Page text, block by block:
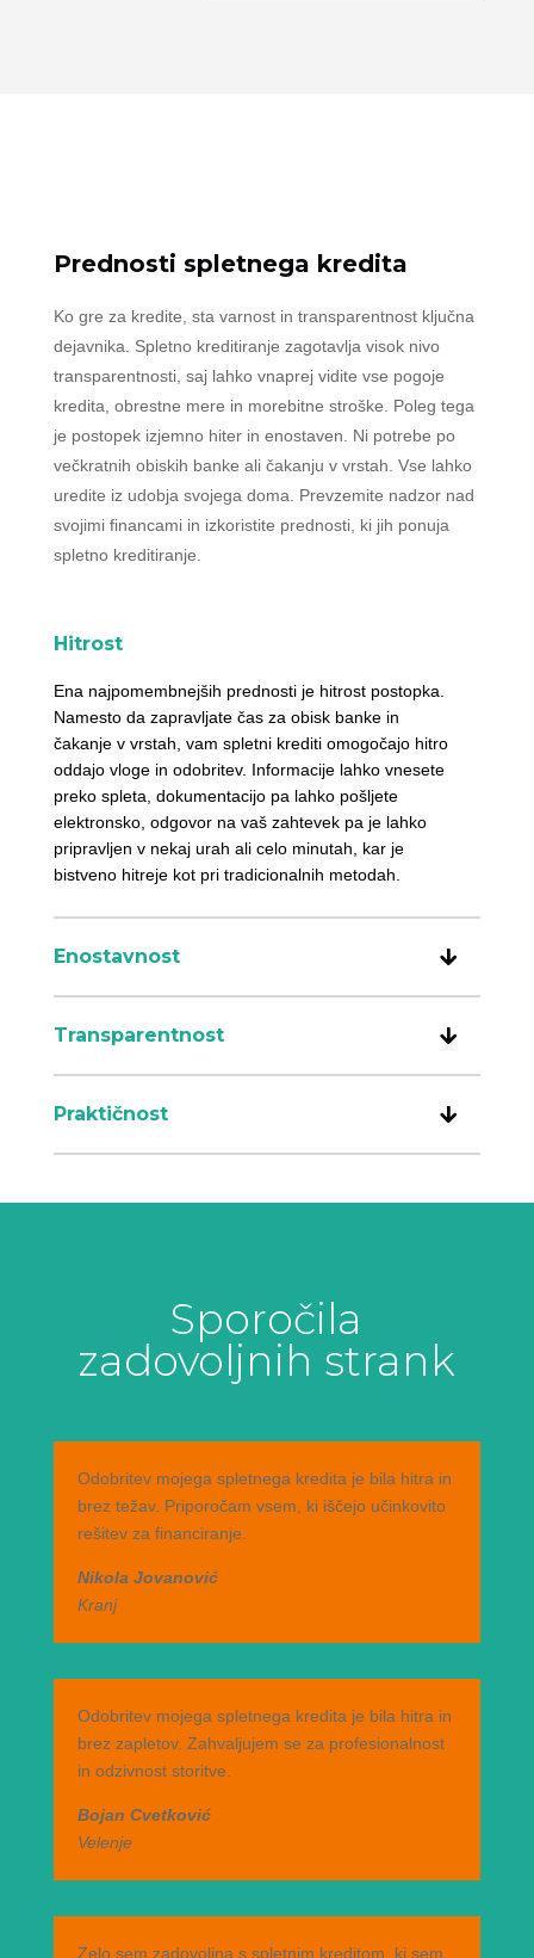
Prednosti spletnega kredita
Ko gre za kredite, sta varnost in transparentnost ključna
dejavnika. Spletno kreditiranje zagotavlja visok nivo
transparentnosti, saj lahko vnaprej vidite vse pogoje
kredita, obrestne mere in morebitne stroške. Poleg tega
je postopek izjemno hiter in enostaven. Ni potrebe po
večkratnih obiskih banke ali čakanju v vrstah. Vse lahko
uredite iz udobja svojega doma. Prevzemite nadzor nad
svojimi financami in izkoristite prednosti, ki jih ponuja
spletno kreditiranje.
Hitrost
Ena najpomembnejših prednosti je hitrost postopka.
Namesto da zapravljate čas za obisk banke in
čakanje v vrstah, vam spletni krediti omogočajo hitro
oddajo vloge in odobritev. Informacije lahko vnesete
preko spleta, dokumentacijo pa lahko pošljete
elektronsko, odgovor na vaš zahtevek pa je lahko
pripravljen v nekaj urah ali celo minutah, kar je
bistveno hitreje kot pri tradicionalnih metodah.
Enostavnost
Transparentnost
Praktičnost
Sporočila
zadovoljnih strank
Odobritev mojega spletnega kredita je bila hitra in
brez težav. Priporočam vsem, ki iščejo učinkovito
rešitev za financiranje.
Nikola Jovanović
Kranj
Odobritev mojega spletnega kredita je bila hitra in
brez zapletov. Zahvaljujem se za profesionalnost
in odzivnost storitve.
Bojan Cvetković
Velenje
Zelo sem zadovoljna s spletnim kreditom, ki sem